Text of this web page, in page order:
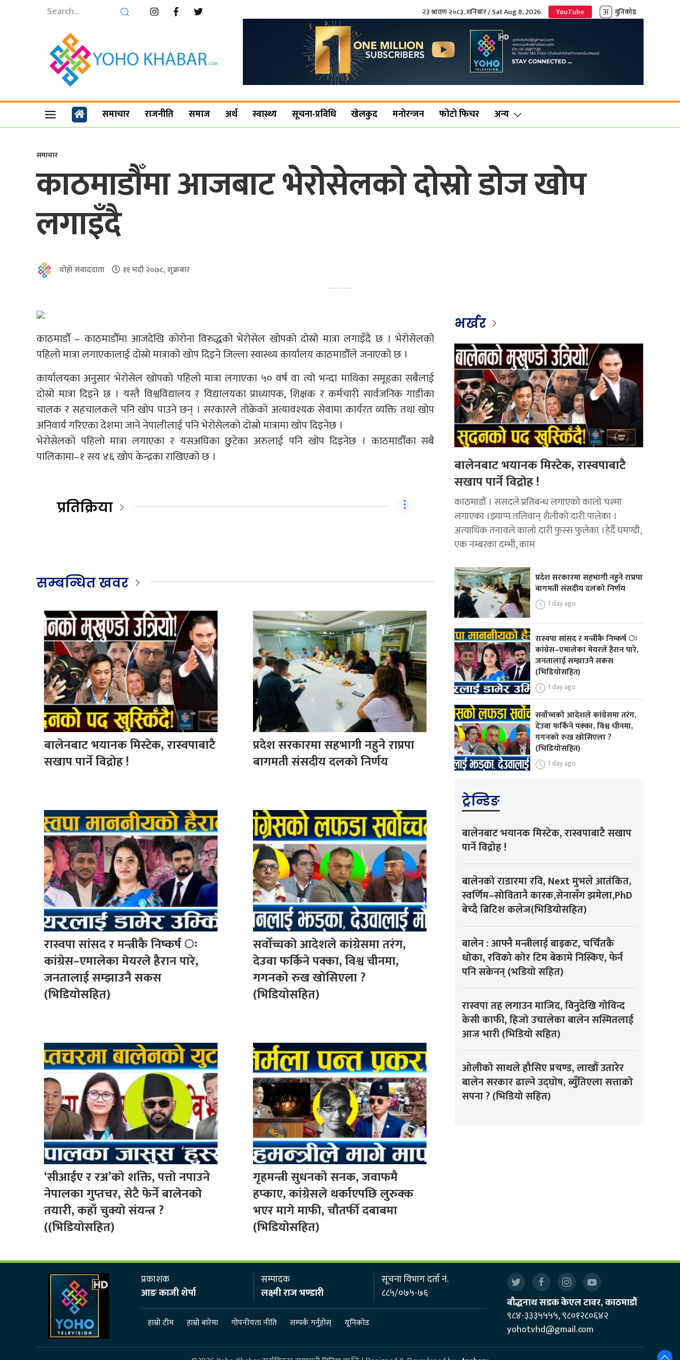
२३ श्रावण २०८३, शनिबार / Sat Aug 8, 2026 YouTube युनिकोड
समाचार राजनीति समाज अर्थ स्वास्थ्य सूचना-प्रविधि खेलकुद मनोरन्जन फोटो फिचर अन्य
समाचार
काठमाडौँमा आजबाट भेरोसेलको दोस्रो डोज खोप
लगाइँदै
योहो संवाददाता ११ भदौ २०७८, शुक्रबार
काठमाडौँ – काठमाडौँमा आजदेखि कोरोना विरुद्धको भेरोसेल खोपको दोस्रो मात्रा लगाइँदै छ । भेरोसेलको
पहिलो मात्रा लगाएकालाई दोस्रो मात्राको खोप दिइने जिल्ला स्वास्थ्य कार्यालय काठमाडौँले जनाएको छ ।
कार्यालयका अनुसार भेरोसेल खोपको पहिलो मात्रा लगाएका ५० वर्ष वा त्यो भन्दा माथिका समूहका सबैलाई
दोस्रो मात्रा दिइने छ । यस्तै विश्वविद्यालय र विद्यालयका प्राध्यापक, शिक्षक र कर्मचारी सार्वजनिक गाडीका
चालक र सहचालकले पनि खोप पाउने छन् । सरकारले तोकेको अत्यावश्यक सेवामा कार्यरत व्यक्ति तथा खोप
अनिवार्य गरिएका देशमा जाने नेपालीलाई पनि भेरोसेलको दोस्रो मात्रामा खोप दिइनेछ ।
भेरोसेलको पहिलो मात्रा लगाएका र यसअघिका छुटेका अरुलाई पनि खोप दिइनेछ । काठमाडौँका सबै
पालिकामा–१ सय ४६ खोप केन्द्रका राखिएको छ ।
प्रतिक्रिया
सम्बन्धित खवर
बालेनबाट भयानक मिस्टेक, रास्वपाबाटै
सखाप पार्ने विद्रोह !
प्रदेश सरकारमा सहभागी नहुने राप्रपा
बागमती संसदीय दलको निर्णय
रास्वपा सांसद र मन्त्रीकै निष्कर्ष ः
कांग्रेस–एमालेका मेयरले हैरान पारे,
जनतालाई सम्झाउनै सकस
(भिडियोसहित)
सर्वोच्चको आदेशले कांग्रेसमा तरंग,
देउवा फर्किने पक्का, विश्व चीनमा,
गगनको रुख खोसिएला ?
(भिडियोसहित)
‘सीआईए र रअ’को शक्ति, पत्तो नपाउने
नेपालका गुप्तचर, सेटै फेर्ने बालेनको
तयारी, कहाँ चुक्यो संयन्त्र ?
((भिडियोसहित)
गृहमन्त्री सुधनको सनक, जवाफमै
हप्काए, कांग्रेसले थर्काएपछि लुरुक्क
भएर मागे माफी, चौतर्फी दबाबमा
(भिडियोसहित)
भर्खर
बालेनबाट भयानक मिस्टेक, रास्वपाबाटै
सखाप पार्ने विद्रोह !
काठमाडौं । संसदले प्रतिबन्ध लगाएको कालो चश्मा
लगाएका ।झ्याप्प तलिवान् शैलीको दारी पालेका ।
अत्याधिक तनावले कालो दारी फुस्स फुलेका ।हेर्दै घमण्डी,
एक नम्बरका दम्भी, काम
प्रदेश सरकारमा सहभागी नहुने राप्रपा
बागमती संसदीय दलको निर्णय
1 day ago
रास्वपा सांसद र मन्त्रीकै निष्कर्ष ः
कांग्रेस–एमालेका मेयरले हैरान पारे,
जनतालाई सम्झाउनै सकस
(भिडियोसहित)
1 day ago
सर्वोच्चको आदेशले कांग्रेसमा तरंग,
देउवा फर्किने पक्का, विश्व चीनमा,
गगनको रुख खोसिएला ?
(भिडियोसहित)
1 day ago
ट्रेन्डिङ
बालेनबाट भयानक मिस्टेक, रास्वपाबाटै सखाप
पार्ने विद्रोह !
बालेनको राडारमा रवि, Next मुभले आतंकित,
स्वर्णिम–सोवितानै कारक,सेनासँग झमेला,PhD
बेच्दै ब्रिटिश कलेज(भिडियोसहित)
बालेन : आफ्नै मन्त्रीलाई बाइकट, चर्चितकै
धोका, रविको कोर टिम बेकामे निस्किए, फेर्न
पनि सकेनन् (भडियो सहित)
रास्वपा तह लगाउन माजिद, विनुदेखि गोविन्द
केसी काफी, हिजो उचालेका बालेन सस्मितलाई
आज भारी (भिडियो सहित)
ओलीको साथले हौसिए प्रचण्ड, लाखौँ उतारेर
बालेन सरकार ढाल्ने उद्घोष, ब्युँतिएला सत्ताको
सपना ? (भिडियो सहित)
प्रकाशक
आङ काजी शेर्पा
सम्पादक
लक्ष्मी राज भण्डारी
सूचना विभाग दर्ता नं.
८८५/०७५-७६
हाम्रो टीम हाम्रो बारेमा गोपनीयता नीति सम्पर्क गर्नुहोस् यूनिकोड
बौद्धनाथ सडक केएल टावर, काठमाडौं
९८४-३३३५५५५, ९८०१२८०६४२
yohotvhd@gmail.com